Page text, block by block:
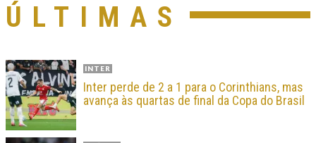
ÚLTIMAS
INTER
Inter perde de 2 a 1 para o Corinthians, mas
avança às quartas de final da Copa do Brasil